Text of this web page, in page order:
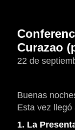
Curazao
22 de
Buenas
Esta vez
1. La